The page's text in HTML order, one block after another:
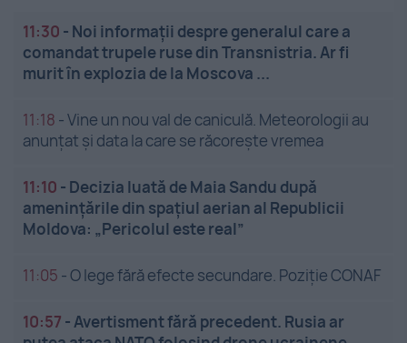
11:30 - Noi informații despre generalul care a
comandat trupele ruse din Transnistria. Ar fi
murit în explozia de la Moscova ...
11:18 -Vine un nou val de caniculă. Meteorologii au
anunțat și data la care se răcorește vremea
11:10 - Decizia luată de Maia Sandu după
amenințările din spațiul aerian al Republicii
Moldova: „Pericolul este real”
11:05 -O lege fără efecte secundare. Poziție CONAF
10:57 -Avertisment fără precedent. Rusia ar